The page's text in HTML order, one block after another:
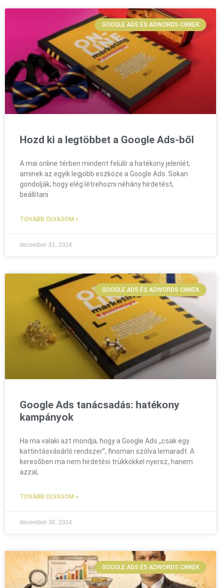
GOOGLE ADS ÉS ADWORDS CIKKEK
Hozd ki a legtöbbet a Google Ads-ből
A mai online térben mindent felülír a hatékony jelenlét,
aminek az egyik legjobb eszköze a Google Ads. Sokan
gondolják, hogy elég létrehozni néhány hirdetést,
beállítani
TOVÁBB OLVASOM »
december 31, 2024
GOOGLE ADS ÉS ADWORDS CIKKEK
Google Ads tanácsadás: hatékony
kampányok
Ha ma valaki azt mondja, hogy a Google Ads „csak egy
kattintásvásárló rendszer”, finoman szólva lemaradt. A
keresőben ma nem hirdetési trükkökkel nyersz, hanem
azzal,
TOVÁBB OLVASOM »
december 30, 2024
GOOGLE ADS ÉS ADWORDS CIKKEK